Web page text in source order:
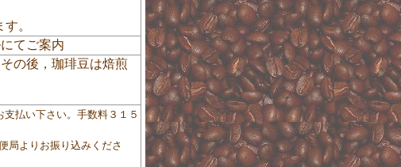
。
てご案内
の後，珈琲豆は焙煎
支払い下さい。手数料３１５
局よりお振り込みくださ